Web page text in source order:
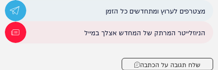
מצטרפים לערוץ ומתחדשים כל הזמן
הניוזלייטר המרתק של המחדש אצלך במייל
שלח תגובה על הכתבה